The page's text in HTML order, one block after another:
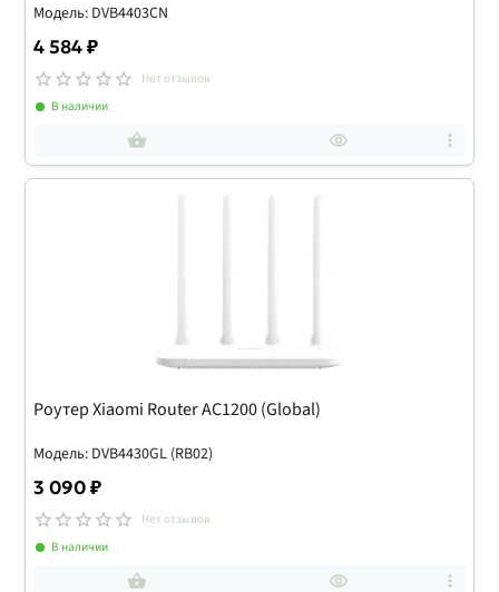
Модель: DVB4403CN
4 584 ₽
Нет отзывов
В наличии
Роутер Xiaomi Router AC1200 (Global)
Модель: DVB4430GL (RB02)
3 090 ₽
Нет отзывов
В наличии